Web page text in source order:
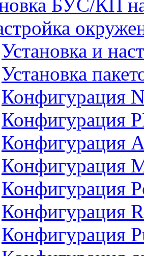
БУС/КП
Установка и
Установка
Конфигурация
Конфигурация
Конфигурация
Конфигурация
Конфигурация
Конфигурация
Конфигурация